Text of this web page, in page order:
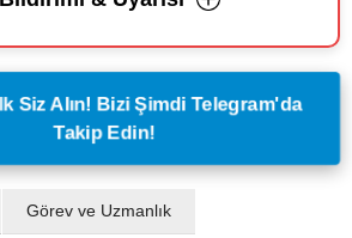
Siz Alın! Bizi Şimdi Telegram'da
Takip Edin!
Görev ve Uzmanlık